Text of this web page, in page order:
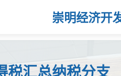
崇明经济开
税汇总纳税分支